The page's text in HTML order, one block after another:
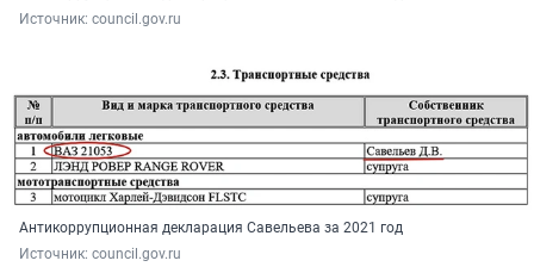
Источник: council.gov.ru
Антикоррупционная декларация Савельева за 2021 год
Источник: council.gov.ru